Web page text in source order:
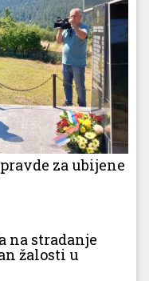
za ubijene
na stradanje
žalosti u